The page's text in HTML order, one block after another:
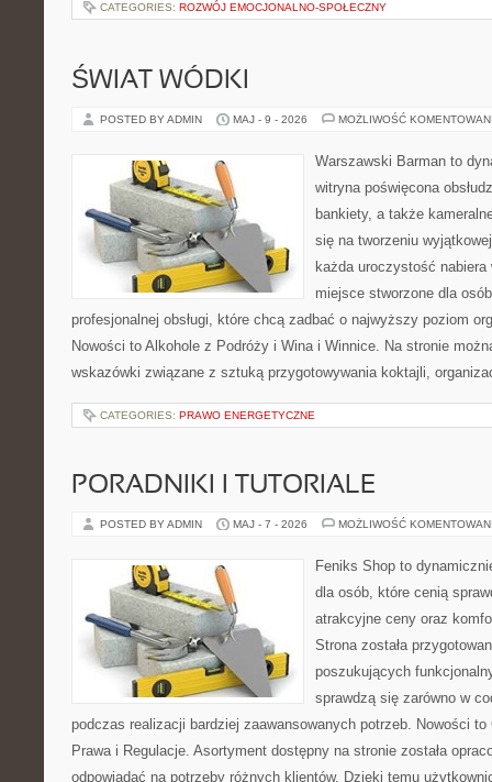
CATEGORIES: ROZWÓJ EMOCJONALNO-SPOŁECZNY
ŚWIAT WÓDKI
POSTED BY ADMIN MAJ - 9 - 2026 MOŻLIWOŚĆ
Warszawski Barman to
witryna poświęcona
bankiety, a także
się na tworzeniu
każda uroczystość
miejsce stworzone dla
profesjonalnej obsługi, które chcą zadbać o najwyższy poziom
Nowości to Alkohole z Podróży i Wina i Winnice. Na stronie
wskazówki związane z sztuką przygotowywania koktajli,
CATEGORIES: PRAWO ENERGETYCZNE
PORADNIKI I TUTORIALE
POSTED BY ADMIN MAJ - 7 - 2026 MOŻLIWOŚĆ
Feniks Shop to
dla osób, które cenią
atrakcyjne ceny oraz
Strona została
poszukujących
sprawdzą się zarówno w
podczas realizacji bardziej zaawansowanych potrzeb. Nowości
Prawa i Regulacje. Asortyment dostępny na stronie została
odpowiadać na potrzeby różnych klientów. Dzięki temu